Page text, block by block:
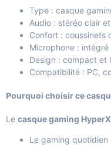
Type : casque
Audio : stéréo clair
Confort : coussinets
Microphone :
Design : compact et
Compatibilité : PC,
Pourquoi choisir ce
Le casque gaming
Le gaming quotidien